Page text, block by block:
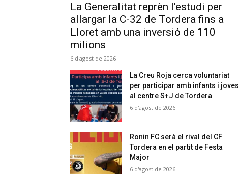
La Generalitat reprèn l’estudi per
allargar la C-32 de Tordera fins a
Lloret amb una inversió de 110
milions
6 d'agost de 2026
La Creu Roja cerca voluntariat
per participar amb infants i joves
al centre S+J de Tordera
6 d'agost de 2026
Ronin FC serà el rival del CF
Tordera en el partit de Festa
Major
6 d'agost de 2026